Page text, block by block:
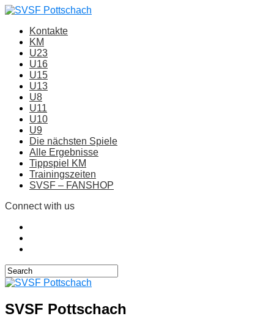
Kontakte
KM
U23
U16
U15
U13
U8
U11
U10
U9
Die nächsten Spiele
Alle Ergebnisse
Tippspiel KM
Trainingszeiten
SVSF – FANSHOP
Connect with us
SVSF Pottschach